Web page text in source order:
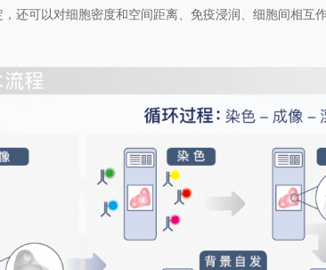
还可以对细胞密度和空间距离、免疫浸润、细胞间相